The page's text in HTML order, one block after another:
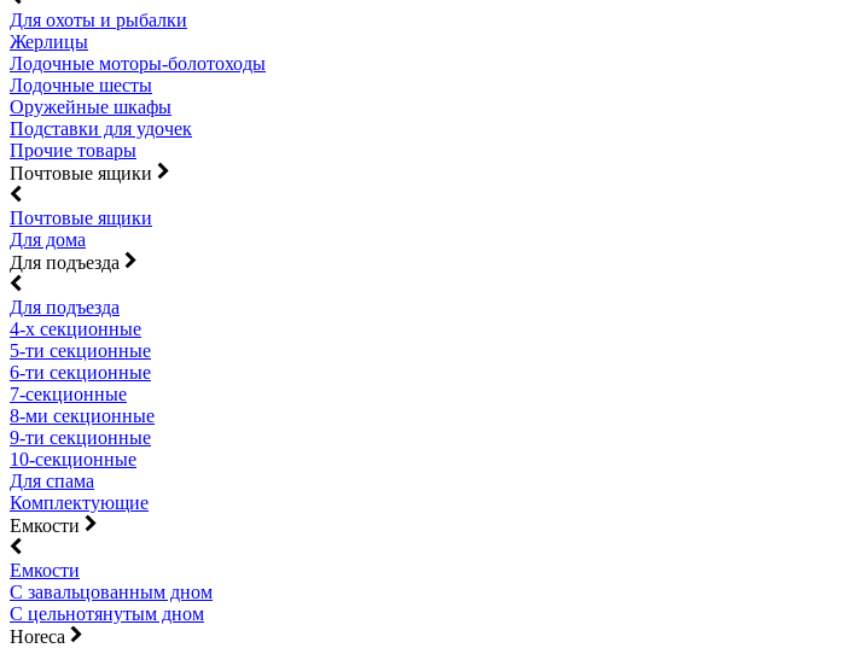
Для охоты и рыбалки
Жерлицы
Лодочные моторы-болотоходы
Лодочные шесты
Оружейные шкафы
Подставки для удочек
Прочие товары
Почтовые ящики
Почтовые ящики
Для дома
Для подъезда
Для подъезда
4-х секционные
5-ти секционные
6-ти секционные
7-секционные
8-ми секционные
9-ти секционные
10-секционные
Для спама
Комплектующие
Емкости
Емкости
С завальцованным дном
С цельнотянутым дном
Horeca